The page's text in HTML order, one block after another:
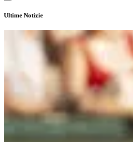
Ultime Notizie